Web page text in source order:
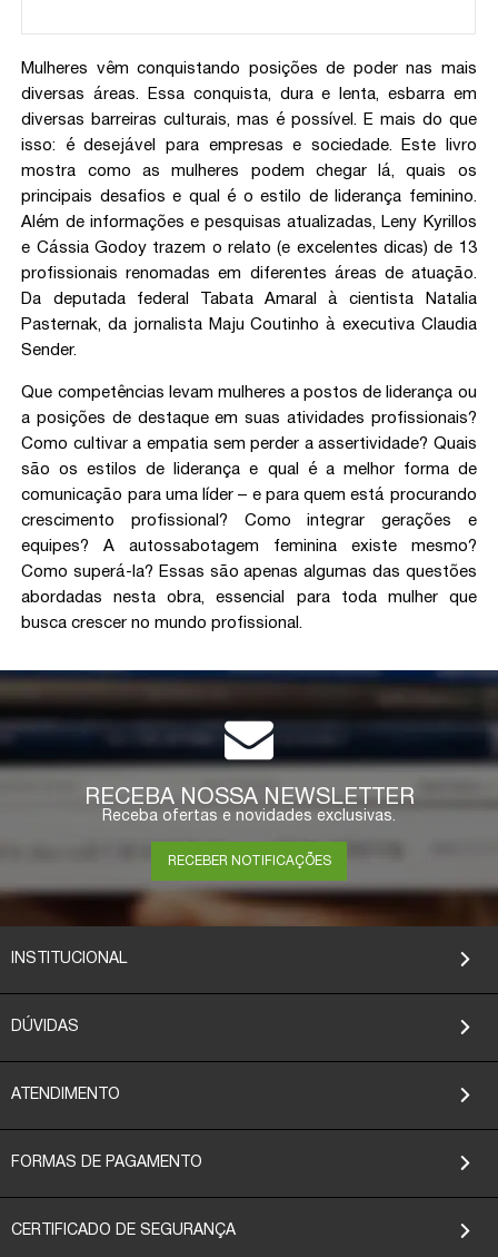
Mulheres vêm conquistando posições de poder nas mais
diversas áreas. Essa conquista, dura e lenta, esbarra em
diversas barreiras culturais, mas é possível. E mais do que
isso: é desejável para empresas e sociedade. Este livro
mostra como as mulheres podem chegar lá, quais os
principais desafios e qual é o estilo de liderança feminino.
Além de informações e pesquisas atualizadas, Leny Kyrillos
e Cássia Godoy trazem o relato (e excelentes dicas) de 13
profissionais renomadas em diferentes áreas de atuação.
Da deputada federal Tabata Amaral à cientista Natalia
Pasternak, da jornalista Maju Coutinho à executiva Claudia
Sender.
Que competências levam mulheres a postos de liderança ou
a posições de destaque em suas atividades profissionais?
Como cultivar a empatia sem perder a assertividade? Quais
são os estilos de liderança e qual é a melhor forma de
comunicação para uma líder – e para quem está procurando
crescimento profissional? Como integrar gerações e
equipes? A autossabotagem feminina existe mesmo?
Como superá-la? Essas são apenas algumas das questões
abordadas nesta obra, essencial para toda mulher que
busca crescer no mundo profissional.
RECEBA NOSSA NEWSLETTER
Receba ofertas e novidades exclusivas.
RECEBER NOTIFICAÇÕES
INSTITUCIONAL
DÚVIDAS
ATENDIMENTO
FORMAS DE PAGAMENTO
CERTIFICADO DE SEGURANÇA